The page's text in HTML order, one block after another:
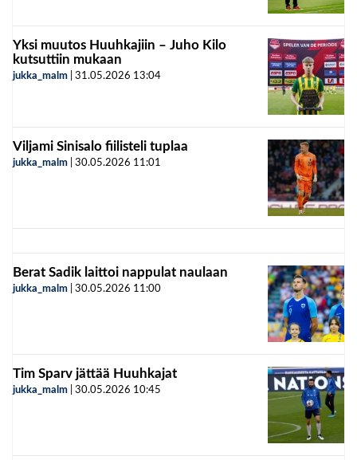
Yksi muutos Huuhkajiin – Juho Kilo
kutsuttiin mukaan
jukka_malm 31.05.2026 13:04
Viljami Sinisalo fiilisteli tuplaa
jukka_malm 30.05.2026 11:01
Berat Sadik laittoi nappulat naulaan
jukka_malm 30.05.2026 11:00
Tim Sparv jättää Huuhkajat
jukka_malm 30.05.2026 10:45